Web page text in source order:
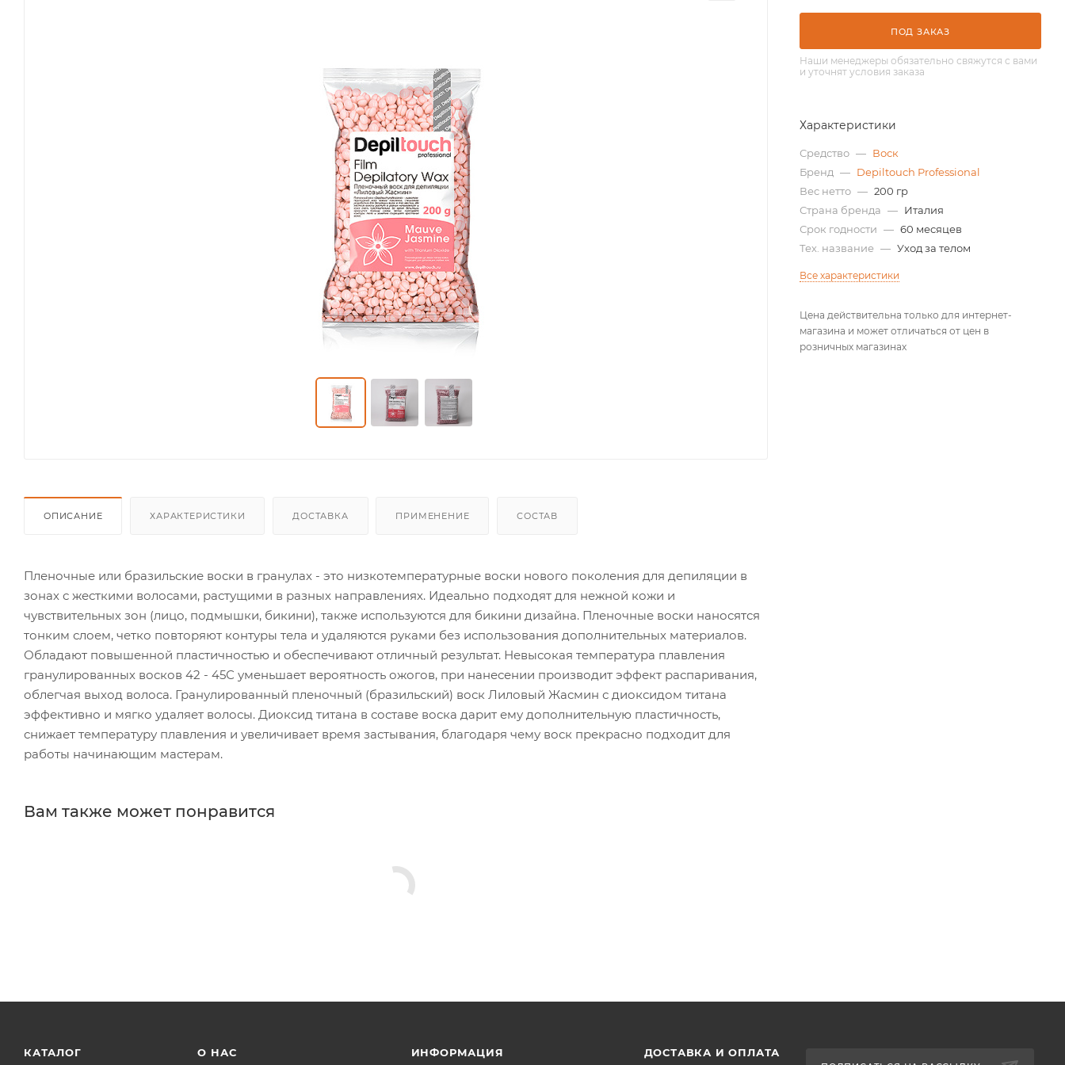
ОПИСАНИЕ ХАРАКТЕРИСТИКИ ДОСТАВКА ПРИМЕНЕНИЕ СОСТАВ
Пленочные или бразильские воски в гранулах - это низкотемпературные воски нового поколения для депиляции в
зонах с жесткими волосами, растущими в разных направлениях. Идеально подходят для нежной кожи и
чувствительных зон (лицо, подмышки, бикини), также используются для бикини дизайна. Пленочные воски наносятся
тонким слоем, четко повторяют контуры тела и удаляются руками без использования дополнительных материалов.
Обладают повышенной пластичностью и обеспечивают отличный результат. Невысокая температура плавления
гранулированных восков 42 - 45С уменьшает вероятность ожогов, при нанесении производит эффект распаривания,
облегчая выход волоса. Гранулированный пленочный (бразильский) воск Лиловый Жасмин с диоксидом титана
эффективно и мягко удаляет волосы. Диоксид титана в составе воска дарит ему дополнительную пластичность,
снижает температуру плавления и увеличивает время застывания, благодаря чему воск прекрасно подходит для
работы начинающим мастерам.
Вам также может понравится
ПОД ЗАКАЗ
Наши менеджеры обязательно свяжутся с вами
и уточнят условия заказа
Характеристики
Средство — Воск
Бренд — Depiltouch Professional
Вес нетто — 200 гр
Страна бренда — Италия
Срок годности — 60 месяцев
Тех. название — Уход за телом
Все характеристики
Цена действительна только для интернет-
магазина и может отличаться от цен в
розничных магазинах
КАТАЛОГ О НАС ИНФОРМАЦИЯ ДОСТАВКА И ОПЛАТА